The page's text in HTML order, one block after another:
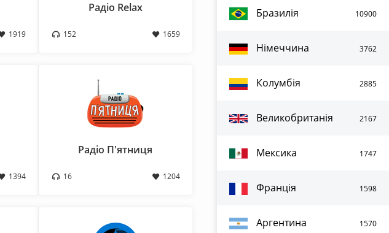
Бразилія 10900
Німеччина 3762
Колумбія 2885
Великобританія 2167
Мексика 1747
Франція 1598
Аргентина 1570
1919
Радіо Relax
152 1659
1394
Радіо П'ятниця
16 1204